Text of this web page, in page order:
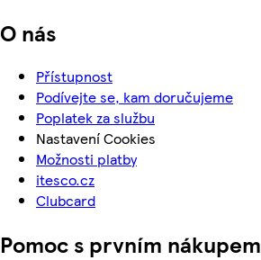
O nás
Přístupnost
Podívejte se, kam doručujeme
Poplatek za službu
Nastavení Cookies
Možnosti platby
itesco.cz
Clubcard
Pomoc s prvním nákupem